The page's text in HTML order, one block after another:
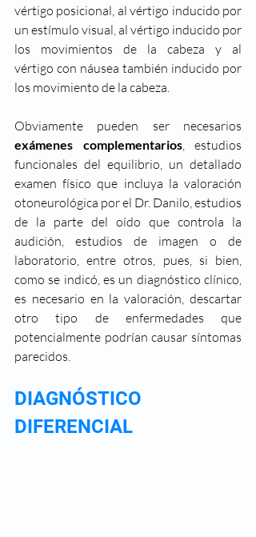
vértigo posicional, al vértigo inducido por
un estímulo visual, al vértigo inducido por
los movimientos de la cabeza y al
vértigo con náusea también inducido por
los movimiento de la cabeza.
exámenes complementarios, estudios
funcionales del equilibrio, un detallado
examen físico que incluya la valoración
otoneurológica por el Dr. Danilo, estudios
de la parte del oído que controla la
audición, estudios de imagen o de
laboratorio, entre otros, pues, si bien,
como se indicó, es un diagnóstico clínico,
es necesario en la valoración, descartar
otro tipo de enfermedades que
potencialmente podrían causar síntomas
parecidos.
DIAGNÓSTICO
DIFERENCIAL